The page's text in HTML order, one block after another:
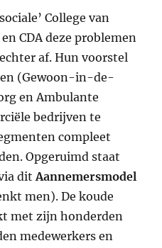
College van
CDA deze problemen
af. Hun voorstel
(Gewoon-in-de-
en Ambulante
bedrijven te
compleet
Opgeruimd staat
ditAannemersmodel
men). De koude
met zijn honderden
medewerkers en